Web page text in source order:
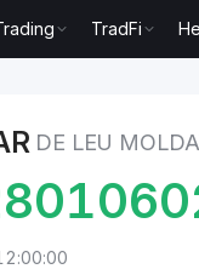
TradFi
DE LEU